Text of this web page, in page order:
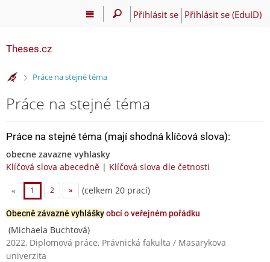
Přihlásit se Přihlásit se (EduID)
Theses.cz
>Práce na stejné téma
Práce na stejné téma
Práce na stejné téma (mají shodná klíčová slova):
obecne zavazne vyhlasky
Klíčová slova abecedně | Klíčová slova dle četnosti
« 1 2 » (celkem 20 prací)
Obecně závazné vyhláškyobcí o veřejném pořádku
(Michaela Buchtová)
2022, Diplomová práce, Právnická fakulta / Masarykova
univerzita